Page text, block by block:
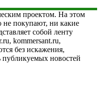
проектом. На этом
не покупают, ни какие
собой ленту
kommersant.ru,
без искажения,
публикуемых новостей